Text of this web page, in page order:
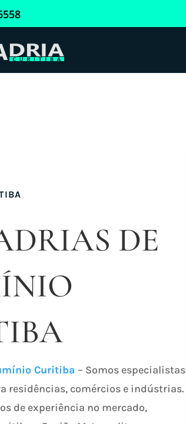
DE
Curitiba – Somos especialistas
residências, comércios e indústrias.
de experiência no mercado,